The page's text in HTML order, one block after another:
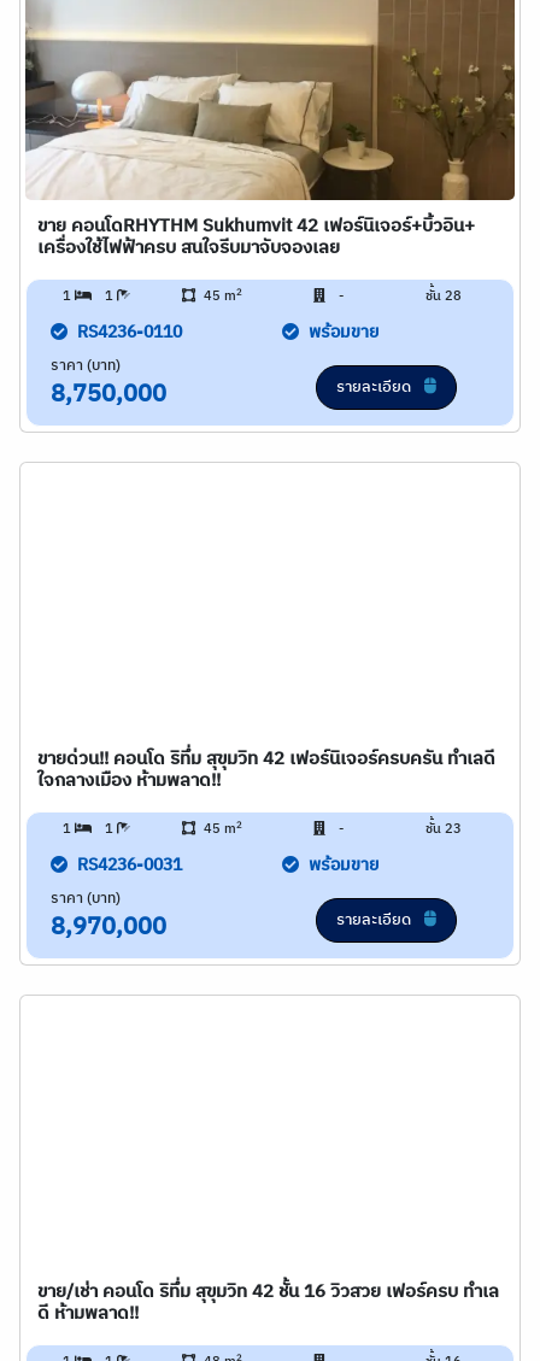
ขาย คอนโดRHYTHM Sukhumvit 42 เฟอร์นิเจอร์+บิ้วอิน+
เครื่องใช้ไฟฟ้าครบ สนใจรีบมาจับจองเลย
1 1 45 m2 - ชั้น 28
RS4236-0110 พร้อมขาย
ราคา (บาท)
8,750,000 รายละเอียด
ขายด่วน!! คอนโด ริทึ่ม สุขุมวิท 42 เฟอร์นิเจอร์ครบครัน ทำเลดี
ใจกลางเมือง ห้ามพลาด!!
1 1 45 m2 - ชั้น 23
RS4236-0031 พร้อมขาย
ราคา (บาท)
8,970,000 รายละเอียด
ขาย/เช่า คอนโด ริทึ่ม สุขุมวิท 42 ชั้น 16 วิวสวย เฟอร์ครบ ทำเล
ดี ห้ามพลาด!!
2